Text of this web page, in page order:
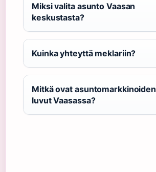
Miksi valita asunto Vaasan
keskustasta?
Kuinka yhteyttä meklariin?
Mitkä ovat asuntomarkkinoiden
luvut Vaasassa?